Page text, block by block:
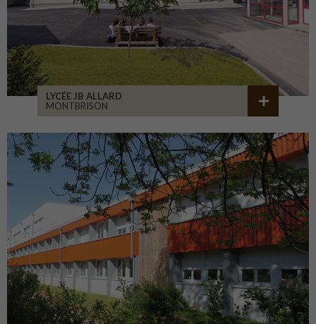
LYCÉE JB ALLARD
MONTBRISON